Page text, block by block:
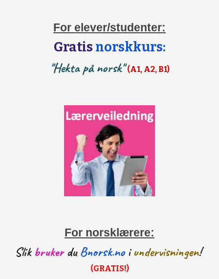
For elever/studenter:
Gratis norskkurs:
"Hekta på norsk"(A1, A2, B1)
For norsklærere:
Slik brukerduBnorsk.noiundervisningen!
(GRATIS!)